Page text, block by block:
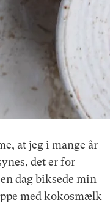
at jeg i mange år
det er for
dag biksede min
med kokosmælk